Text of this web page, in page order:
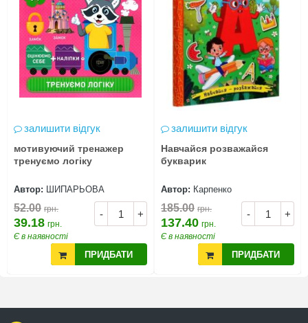
залишити відгук
мотивуючий тренажер
тренуємо логіку
Автор: ШИПАРЬОВА
- +
52.00 грн.
39.18 грн.
Є в наявності
ПРИДБАТИ
залишити відгук
Навчайся розважайся
букварик
Автор: Карпенко
- +
185.00 грн.
137.40 грн.
Є в наявності
ПРИДБАТИ